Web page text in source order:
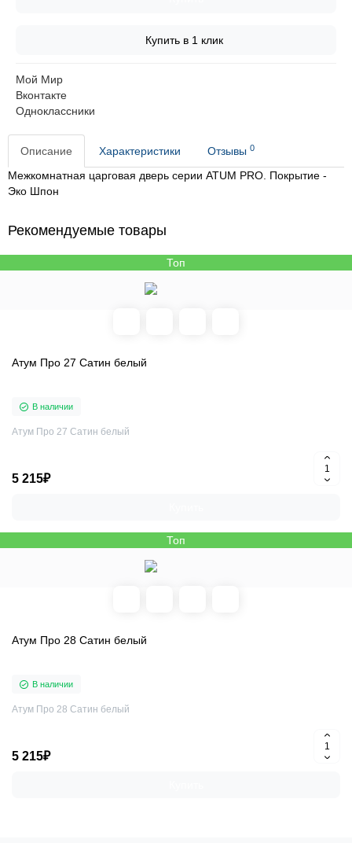
Купить в 1 клик
Мой Мир
Вконтакте
Одноклассники
Описание Характеристики Отзывы 0
Межкомнатная царговая дверь серии ATUM PRO. Покрытие -
Эко Шпон
Рекомендуемые товары
Топ
Атум Про 27 Сатин белый
В наличии
Атум Про 27 Сатин белый
5 215₽
Топ
Атум Про 28 Сатин белый
В наличии
Атум Про 28 Сатин белый
5 215₽